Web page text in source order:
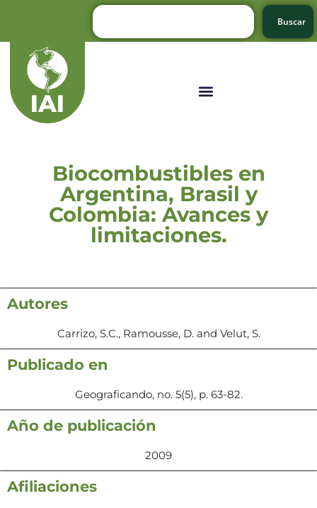
Buscar
Biocombustibles en
Argentina, Brasil y
Colombia: Avances y
limitaciones.
Autores
Carrizo, S.C., Ramousse, D. and Velut, S.
Publicado en
Geograficando, no. 5(5), p. 63-82.
Año de publicación
2009
Afiliaciones